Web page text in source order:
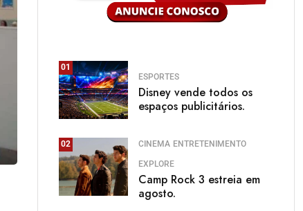
01
ESPORTES
Disney vende todos os
espaços publicitários.
02 CINEMA ENTRETENIMENTO
EXPLORE
Camp Rock 3 estreia em
agosto.